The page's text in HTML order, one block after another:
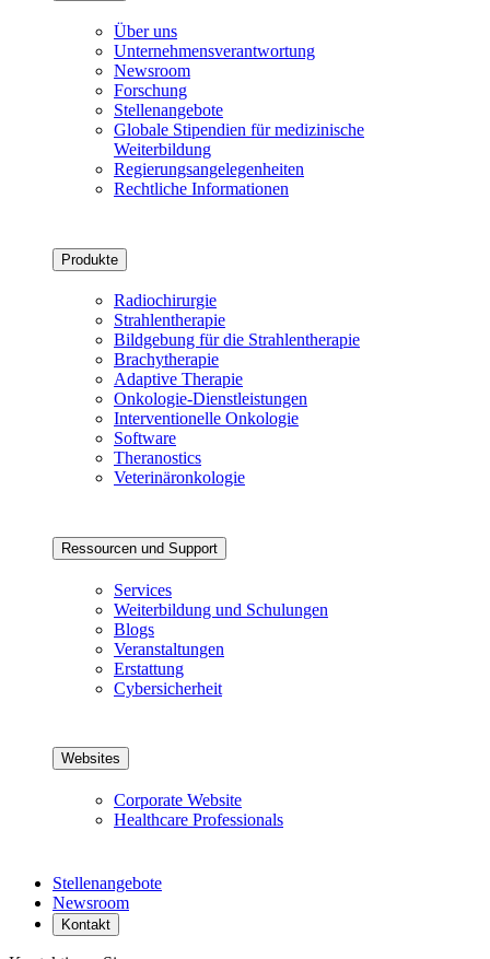
Über uns
Unternehmensverantwortung
Newsroom
Forschung
Stellenangebote
Globale Stipendien für medizinische
Weiterbildung
Regierungsangelegenheiten
Rechtliche Informationen
Produkte
Radiochirurgie
Strahlentherapie
Bildgebung für die Strahlentherapie
Brachytherapie
Adaptive Therapie
Onkologie-Dienstleistungen
Interventionelle Onkologie
Software
Theranostics
Veterinäronkologie
Ressourcen und Support
Services
Weiterbildung und Schulungen
Blogs
Veranstaltungen
Erstattung
Cybersicherheit
Websites
Corporate Website
Healthcare Professionals
Stellenangebote
Newsroom
Kontakt